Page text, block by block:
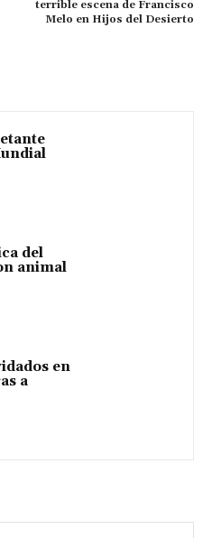
terrible escena de Francisco
Melo en Hijos del Desierto
del
animal
en
a